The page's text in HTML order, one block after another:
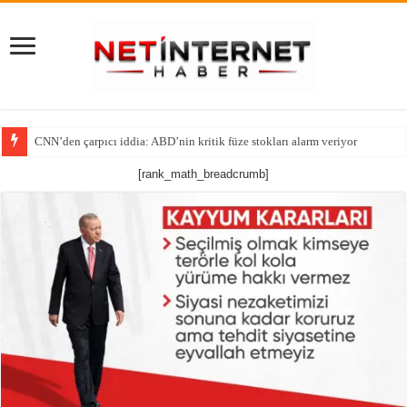
Tutsak Edilen Bir Ruhun Yeniden Diriliş Hikayesi!
[rank_math_breadcrumb]